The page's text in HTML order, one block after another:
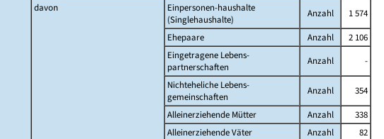
davon
Einpersonen-haushalte
(Singlehaushalte)
Anzahl
1 574
Ehepaare
Anzahl
2 106
Eingetragene Lebens-
partnerschaften
Anzahl
-
Nichteheliche Lebens-
gemeinschaften
Anzahl
354
Alleinerziehende Mütter
Anzahl
338
Alleinerziehende Väter
Anzahl
82